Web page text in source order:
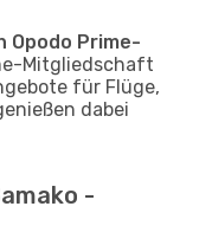
Opodo Prime-
Mitgliedschaft
für Flüge,
dabei
-